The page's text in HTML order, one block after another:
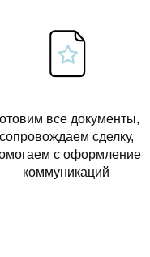
все документы,
сделку,
с оформление
коммуникаций